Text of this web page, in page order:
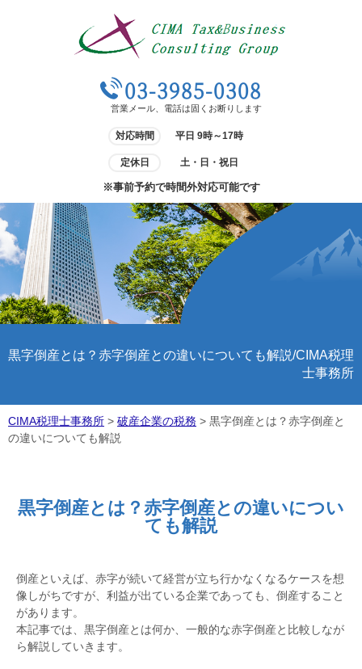
03-3985-0308
営業メール、電話は固くお断りします
対応時間 平日 9時～17時
定休日 土・日・祝日
※事前予約で時間外対応可能です
黒字倒産とは？赤字倒産との違いについても解説/CIMA税理
士事務所
CIMA税理士事務所 > 破産企業の税務 > 黒字倒産とは？赤字倒産と
の違いについても解説
黒字倒産とは？赤字倒産との違いについ
ても解説
倒産といえば、赤字が続いて経営が立ち行かなくなるケースを想
像しがちですが、利益が出ている企業であっても、倒産すること
があります。
本記事では、黒字倒産とは何か、一般的な赤字倒産と比較しなが
ら解説していきます。